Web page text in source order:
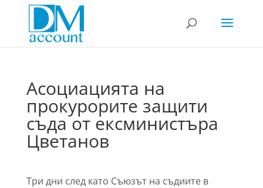
Асоциацията на
прокурорите защити
съда от ексминистъра
Цветанов
Три дни след като Съюзът на съдиите в